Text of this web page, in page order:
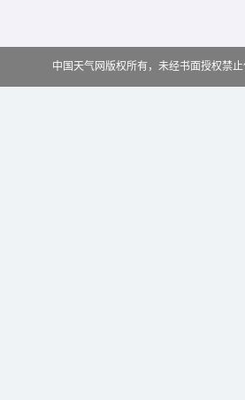
中国天气网版权所有，未经书面授权